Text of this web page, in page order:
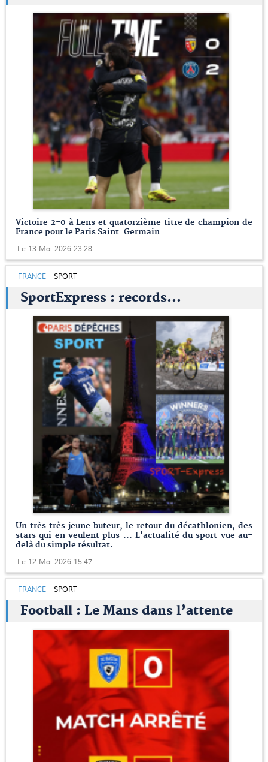
Victoire 2-0 à Lens et quatorzième titre de champion de
France pour le Paris Saint-Germain
Le 13 Mai 2026 23:28
FRANCE SPORT
SportExpress : records…
Un très très jeune buteur, le retour du décathlonien, des
stars qui en veulent plus ... L'actualité du sport vue au-
delà du simple résultat.
Le 12 Mai 2026 15:47
FRANCE SPORT
Football : Le Mans dans l’attente